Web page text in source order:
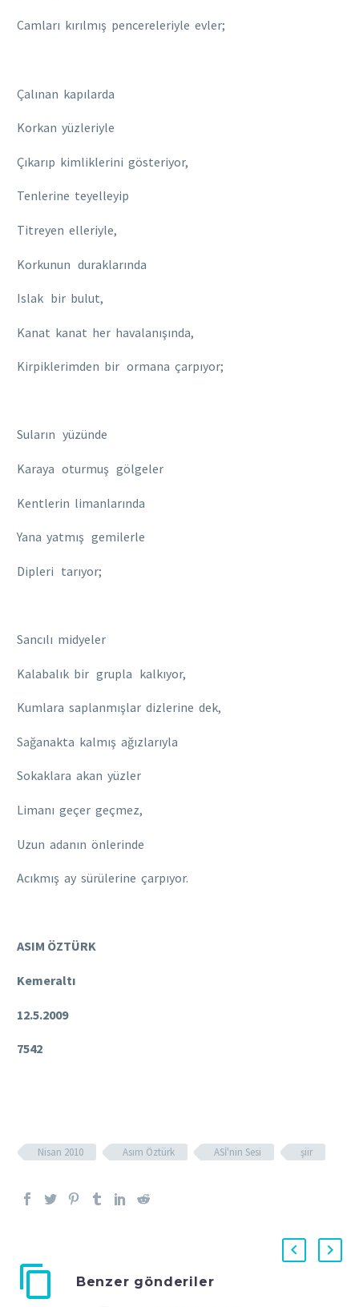
Camları kırılmış pencereleriyle evler;
Çalınan kapılarda
Korkan yüzleriyle
Çıkarıp kimliklerini gösteriyor,
Tenlerine teyelleyip
Titreyen elleriyle,
Korkunun duraklarında
Islak bir bulut,
Kanat kanat her havalanışında,
Kirpiklerimden bir ormana çarpıyor;
Suların yüzünde
Karaya oturmuş gölgeler
Kentlerin limanlarında
Yana yatmış gemilerle
Dipleri tarıyor;
Sancılı midyeler
Kalabalık bir grupla kalkıyor,
Kumlara saplanmışlar dizlerine dek,
Sağanakta kalmış ağızlarıyla
Sokaklara akan yüzler
Limanı geçer geçmez,
Uzun adanın önlerinde
Acıkmış ay sürülerine çarpıyor.
ASIM ÖZTÜRK
Kemeraltı
12.5.2009
7542
Nisan 2010 Asım Öztürk ASİ'nin Sesi şiir
Benzer gönderiler